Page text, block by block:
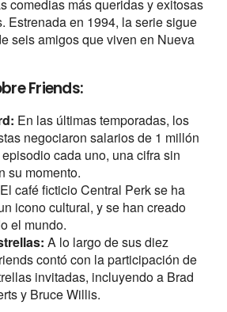
comedias más queridas y exitosas
Estrenada en 1994, la serie sigue
seis amigos que viven en Nueva
Friends:
En las últimas temporadas, los
negociaron salarios de 1 millón
cada uno, una cifra sin
su momento.
El café ficticio Central Perk se ha
icono cultural, y se han creado
el mundo.
A lo largo de sus diez
contó con la participación de
invitadas, incluyendo a Brad
y Bruce Willis.